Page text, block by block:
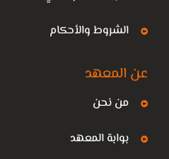
الشروط والأحكام
عن المعهد
من نحن
بوابة المعهد